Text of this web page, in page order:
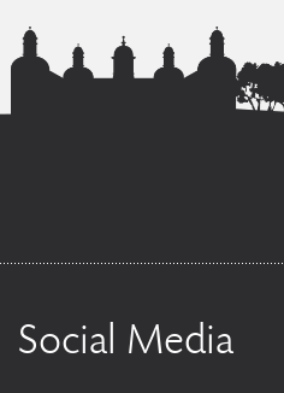
Social Media